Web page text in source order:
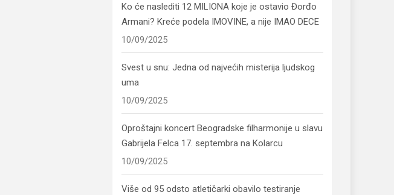
Ko će naslediti 12 MILIONA koje je ostavio Đorđo
Armani? Kreće podela IMOVINE, a nije IMAO DECE
10/09/2025
Svest u snu: Jedna od najvećih misterija ljudskog
uma
10/09/2025
Oproštajni koncert Beogradske filharmonije u slavu
Gabrijela Felca 17. septembra na Kolarcu
10/09/2025
Više od 95 odsto atletičarki obavilo testiranje